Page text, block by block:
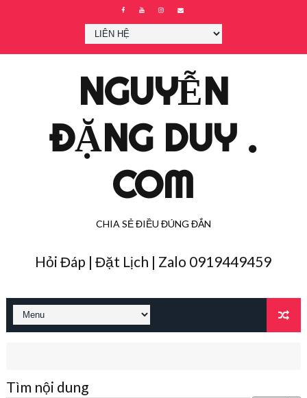
NGUYỄN
ĐẶNG DUY .
COM
CHIA SẺ ĐIỀU ĐÚNG ĐẮN
Hỏi Đáp | Đặt Lịch | Zalo 0919449459
Tìm nội dung